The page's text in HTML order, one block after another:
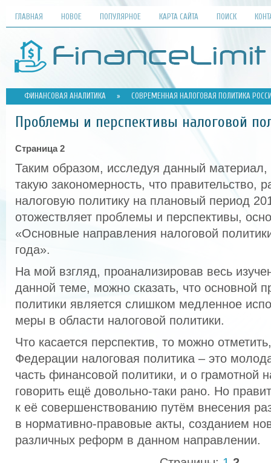
ГЛАВНАЯ НОВОЕ ПОПУЛЯРНОЕ КАРТА САЙТА ПОИСК
ФИНАНСОВАЯ АНАЛИТИКА » СОВРЕМЕННАЯ НАЛОГОВАЯ ПОЛИТИКА
Проблемы и перспективы налоговой
Страница 2
Таким образом, исследуя данный материал,
такую закономерность, что правительство,
налоговую политику на плановый период
отожествляет проблемы и перспективы,
«Основные направления налоговой
года».
На мой взгляд, проанализировав весь
данной теме, можно сказать, что основной
политики является слишком медленное
меры в области налоговой политики.
Что касается перспектив, то можно
Федерации налоговая политика – это
часть финансовой политики, и о грамотной
говорить ещё довольно-таки рано. Но
к её совершенствованию путём внесения
в нормативно-правовые акты, созданием
различных реформ в данном направлении.